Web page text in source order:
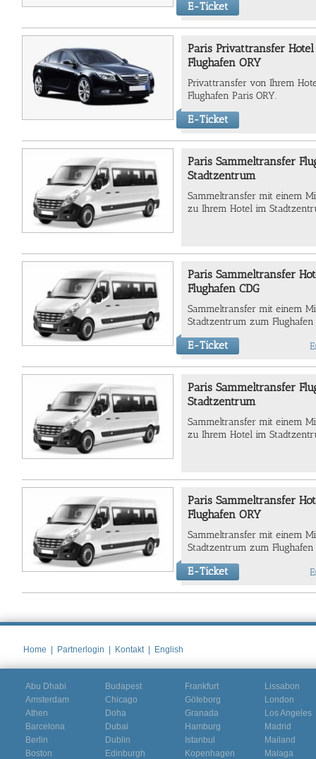
E-Ticket
Paris Privattransfer
Flughafen ORY
Privattransfer von Ihrem
Flughafen Paris ORY.
E-Ticket
Paris Sammeltransfer
Stadtzentrum
Sammeltransfer mit einem
zu Ihrem Hotel im
Paris Sammeltransfer
Flughafen CDG
Sammeltransfer mit einem
Stadtzentrum zum Flughafen
E-Ticket
Paris Sammeltransfer
Stadtzentrum
Sammeltransfer mit einem
zu Ihrem Hotel im
Paris Sammeltransfer
Flughafen ORY
Sammeltransfer mit einem
Stadtzentrum zum Flughafen
E-Ticket
Home Partnerlogin Kontakt English
Abu Dhabi
Amsterdam
Athen
Barcelona
Berlin
Boston
Budapest
Chicago
Doha
Dubai
Dublin
Edinburgh
Frankfurt
Göteborg
Granada
Hamburg
Istanbul
Kopenhagen
Lissabon
London
Los Angeles
Madrid
Mailand
Malaga